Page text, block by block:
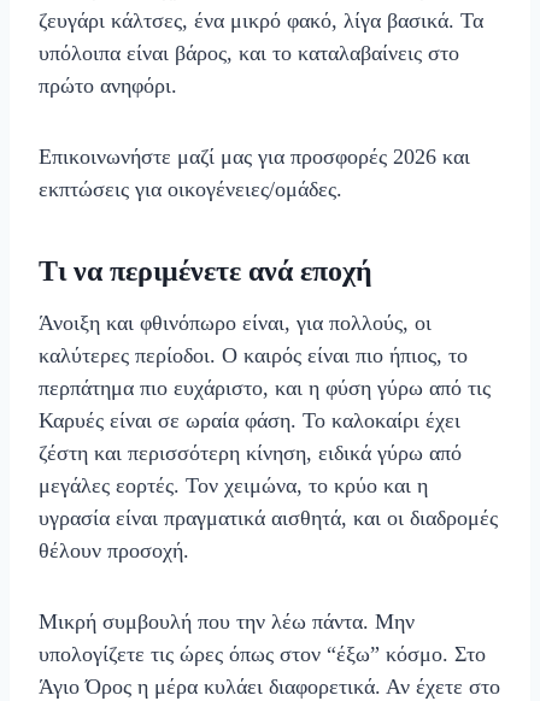
ζευγάρι κάλτσες, ένα μικρό φακό, λίγα βασικά. Τα
υπόλοιπα είναι βάρος, και το καταλαβαίνεις στο
πρώτο ανηφόρι.
Επικοινωνήστε μαζί μας για προσφορές 2026 και
εκπτώσεις για οικογένειες/ομάδες.
Τι να περιμένετε ανά εποχή
Άνοιξη και φθινόπωρο είναι, για πολλούς, οι
καλύτερες περίοδοι. Ο καιρός είναι πιο ήπιος, το
περπάτημα πιο ευχάριστο, και η φύση γύρω από τις
Καρυές είναι σε ωραία φάση. Το καλοκαίρι έχει
ζέστη και περισσότερη κίνηση, ειδικά γύρω από
μεγάλες εορτές. Τον χειμώνα, το κρύο και η
υγρασία είναι πραγματικά αισθητά, και οι διαδρομές
θέλουν προσοχή.
Μικρή συμβουλή που την λέω πάντα. Μην
υπολογίζετε τις ώρες όπως στον “έξω” κόσμο. Στο
Άγιο Όρος η μέρα κυλάει διαφορετικά. Αν έχετε στο